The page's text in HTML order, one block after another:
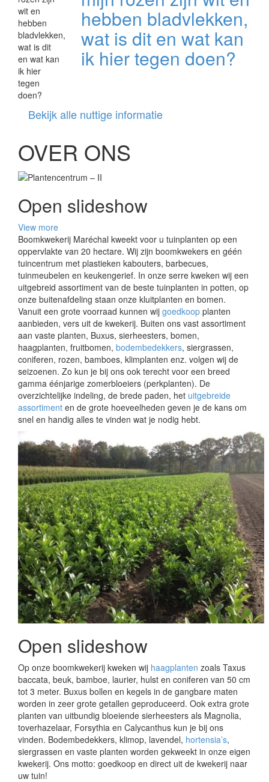
hebben bladvlekken,
wat is dit en wat kan
ik hier tegen doen?
Bekijk alle nuttige informatie
OVER ONS
Open slideshow
View more
Boomkwekerij Maréchal kweekt voor u tuinplanten op een
oppervlakte van 20 hectare. Wij zijn boomkwekers en géén
tuincentrum met plastieken kabouters, barbecues,
tuinmeubelen en keukengerief. In onze serre kweken wij een
uitgebreid assortiment van de beste tuinplanten in potten, op
onze buitenafdeling staan onze kluitplanten en bomen.
Vanuit een grote voorraad kunnen wij goedkoop planten
aanbieden, vers uit de kwekerij. Buiten ons vast assortiment
aan vaste planten, Buxus, sierheesters, bomen,
haagplanten, fruitbomen, bodembedekkers, siergrassen,
coniferen, rozen, bamboes, klimplanten enz. volgen wij de
seizoenen. Zo kun je bij ons ook terecht voor een breed
gamma éénjarige zomerbloeiers (perkplanten). De
overzichtelijke indeling, de brede paden, het uitgebreide
assortiment en de grote hoeveelheden geven je de kans om
snel en handig alles te vinden wat je nodig hebt.
Open slideshow
Op onze boomkwekerij kweken wij haagplanten zoals Taxus
baccata, beuk, bamboe, laurier, hulst en coniferen van 50 cm
tot 3 meter. Buxus bollen en kegels in de gangbare maten
worden in zeer grote getallen geproduceerd. Ook extra grote
planten van uitbundig bloeiende sierheesters als Magnolia,
toverhazelaar, Forsythia en Calycanthus kun je bij ons
vinden. Bodembedekkers, klimop, lavendel, hortensia’s,
siergrassen en vaste planten worden gekweekt in onze eigen
kwekerij. Ons motto: goedkoop en direct uit de kwekerij naar
uw tuin!